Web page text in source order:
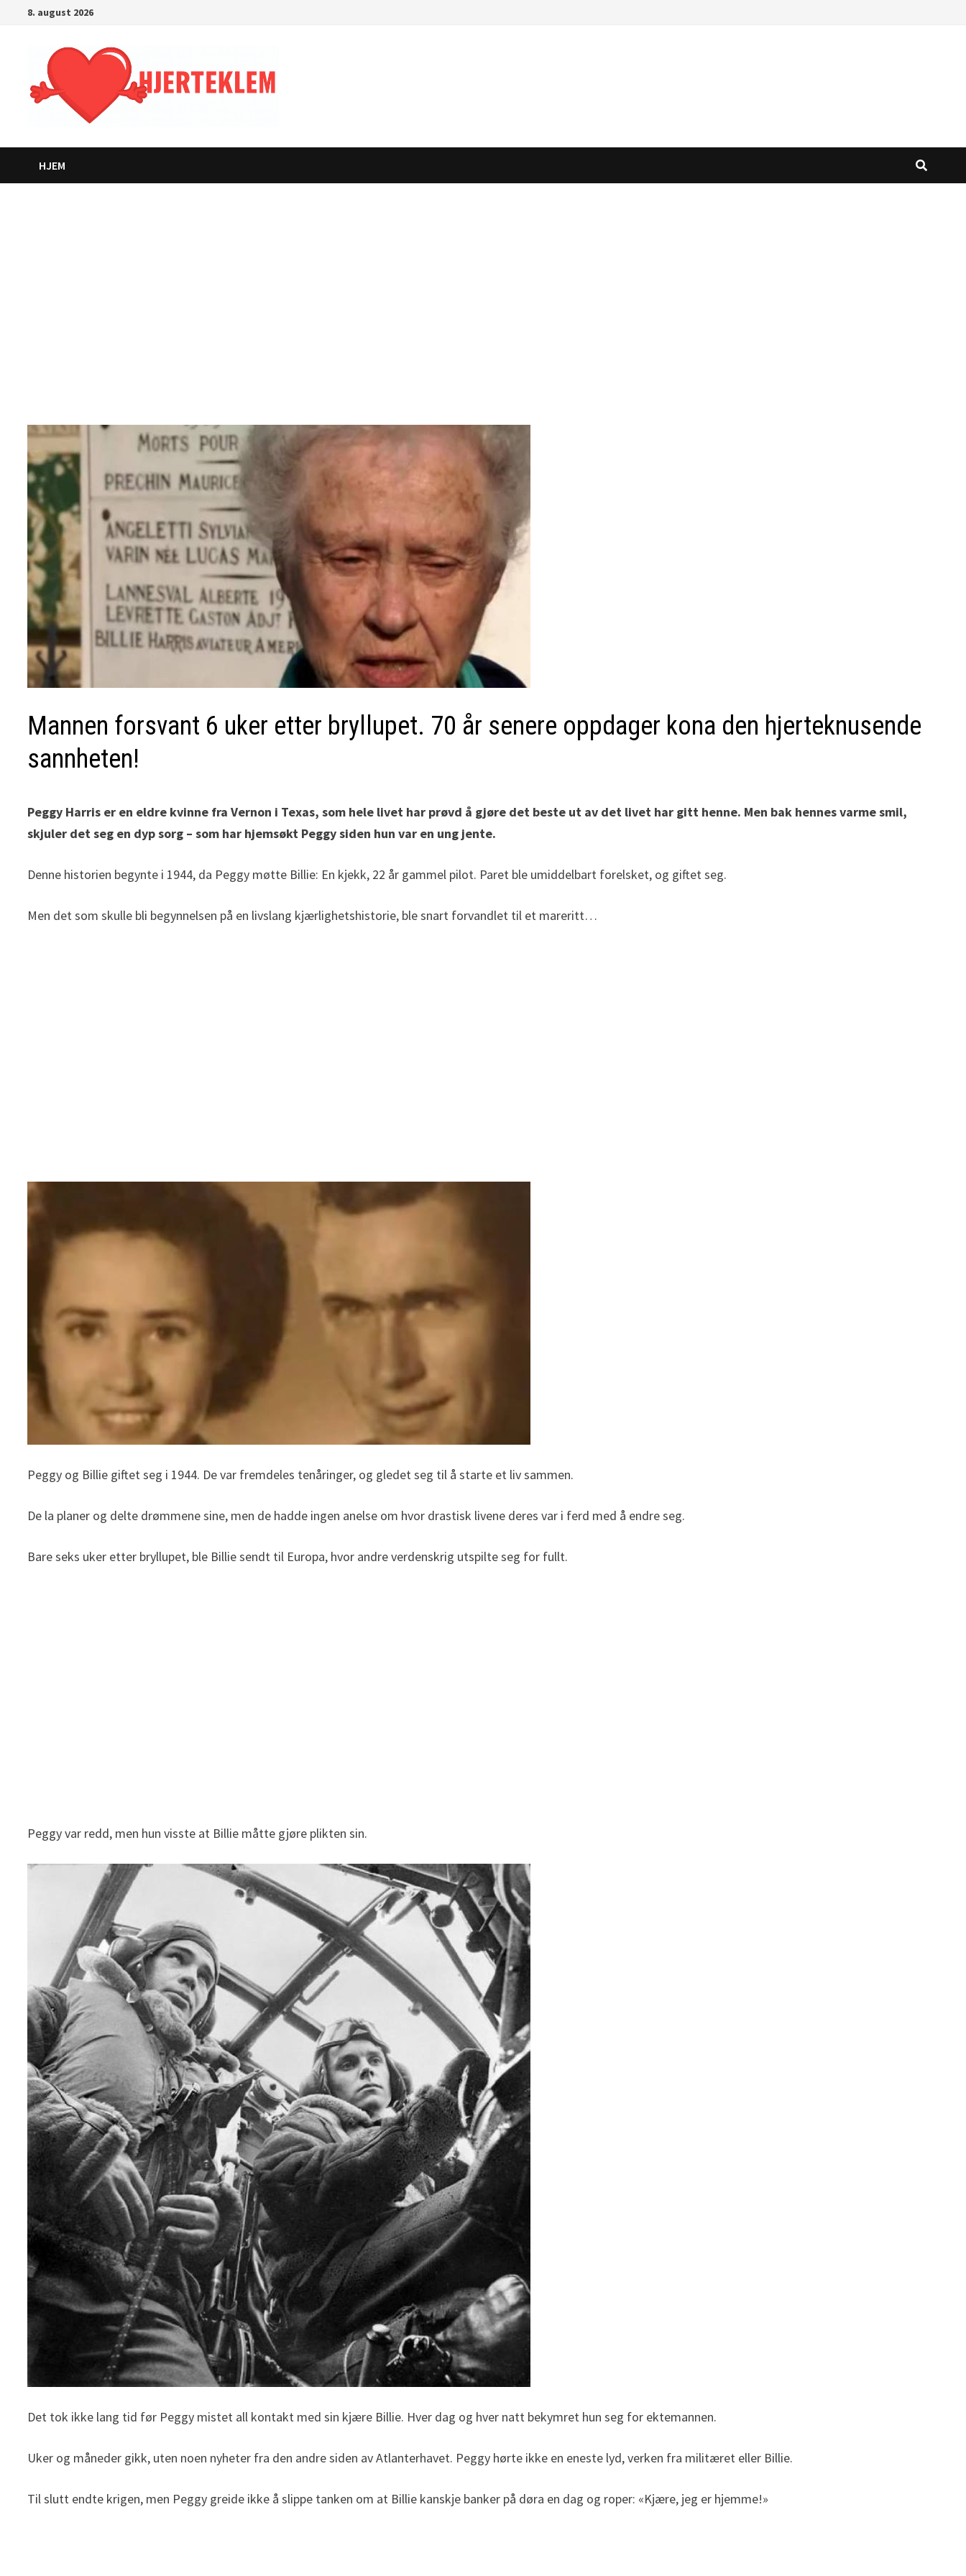
8. august 2026
HJEM
Mannen forsvant 6 uker etter bryllupet. 70 år senere oppdager kona den hjerteknusende
sannheten!
Peggy Harris er en eldre kvinne fra Vernon i Texas, som hele livet har prøvd å gjøre det beste ut av det livet har gitt henne. Men bak hennes varme smil,
skjuler det seg en dyp sorg – som har hjemsøkt Peggy siden hun var en ung jente.
Denne historien begynte i 1944, da Peggy møtte Billie: En kjekk, 22 år gammel pilot. Paret ble umiddelbart forelsket, og giftet seg.
Men det som skulle bli begynnelsen på en livslang kjærlighetshistorie, ble snart forvandlet til et mareritt…
Peggy og Billie giftet seg i 1944. De var fremdeles tenåringer, og gledet seg til å starte et liv sammen.
De la planer og delte drømmene sine, men de hadde ingen anelse om hvor drastisk livene deres var i ferd med å endre seg.
Bare seks uker etter bryllupet, ble Billie sendt til Europa, hvor andre verdenskrig utspilte seg for fullt.
Peggy var redd, men hun visste at Billie måtte gjøre plikten sin.
Det tok ikke lang tid før Peggy mistet all kontakt med sin kjære Billie. Hver dag og hver natt bekymret hun seg for ektemannen.
Uker og måneder gikk, uten noen nyheter fra den andre siden av Atlanterhavet. Peggy hørte ikke en eneste lyd, verken fra militæret eller Billie.
Til slutt endte krigen, men Peggy greide ikke å slippe tanken om at Billie kanskje banker på døra en dag og roper: «Kjære, jeg er hjemme!»